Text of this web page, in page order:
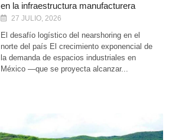
en la infraestructura manufacturera
27 JULIO, 2026
El desafío logístico del nearshoring en el
norte del país El crecimiento exponencial de
la demanda de espacios industriales en
México —que se proyecta alcanzar...